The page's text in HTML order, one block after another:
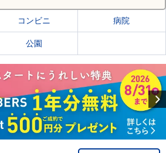
コンビニ 病院
公園